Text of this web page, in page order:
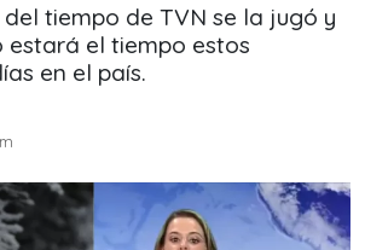
tiempo de TVN se la jugó y
el tiempo estos
en el país.